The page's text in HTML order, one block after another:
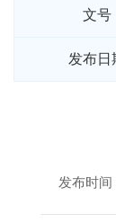
文号
发布日
发布时间